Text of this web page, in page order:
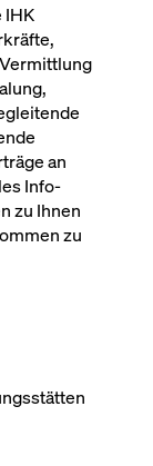
IHK
an
Info-
zu Ihnen
zu